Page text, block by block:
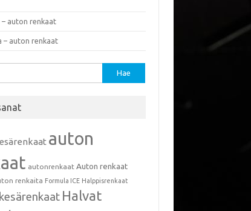
auton renkaat
– auton renkaat
auton
autonrenkaat Auton renkaat
renkaita Formula ICE Halppisrenkaat
Halvat